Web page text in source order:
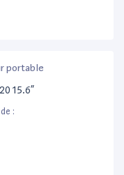
portable
15.6”
: